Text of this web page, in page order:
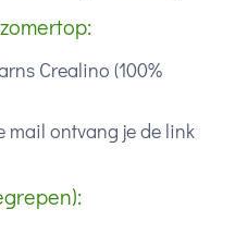
Crealino (100%
mail ontvang je de link